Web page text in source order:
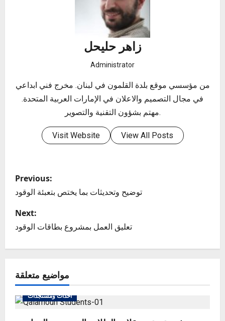
زاهر حليحل
Administrator
من مؤسسي موقع بلدة القلمون في لبنان. مخرج فني ابداعي
في مجال التصميم والاعلان في الإمارات العربية المتحدة.
مهتم بشؤون التقنية والتصوير.
Visit Website View All Posts
P
o
s
t
a
v
Previous:
توضيح وتحديثات بما يختص بتعبئة الوقود
Next:
تعليق العمل بمشروع بطاقات الوقود
مواضيع متعلقة
أحداث ومستجدات